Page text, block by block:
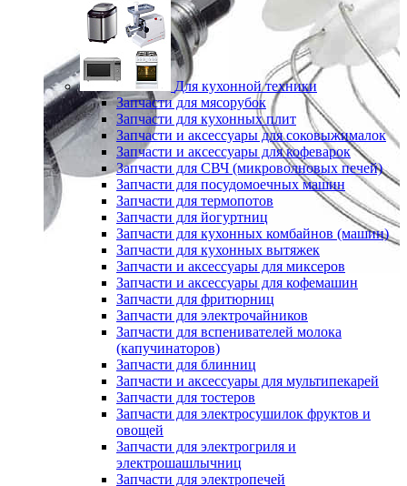
Для кухонной техники
Запчасти для мясорубок
Запчасти для кухонных плит
Запчасти и аксессуары для соковыжималок
Запчасти и аксессуары для кофеварок
Запчасти для СВЧ (микроволновых печей)
Запчасти для посудомоечных машин
Запчасти для термопотов
Запчасти для йогуртниц
Запчасти для кухонных комбайнов (машин)
Запчасти для кухонных вытяжек
Запчасти и аксессуары для миксеров
Запчасти и аксессуары для кофемашин
Запчасти для фритюрниц
Запчасти для электрочайников
Запчасти для вспенивателей молока
(капучинаторов)
Запчасти для блинниц
Запчасти и аксессуары для мультипекарей
Запчасти для тостеров
Запчасти для электросушилок фруктов и
овощей
Запчасти для электрогриля и
электрошашлычниц
Запчасти для электропечей